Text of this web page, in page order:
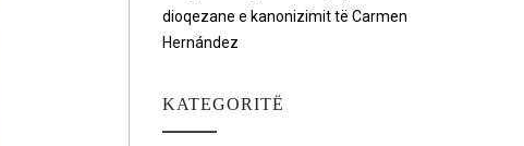
dioqezane e kanonizimit të Carmen
Hernández
KATEGORITË